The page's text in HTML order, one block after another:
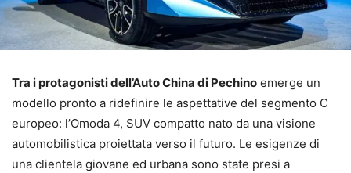
Tra i protagonisti dell’Auto China di Pechino emerge un
modello pronto a ridefinire le aspettative del segmento C
europeo: l’Omoda 4, SUV compatto nato da una visione
automobilistica proiettata verso il futuro. Le esigenze di
una clientela giovane ed urbana sono state presi a